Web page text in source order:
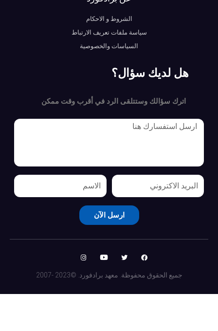
الشروط و الاحكام
سياسة ملفات تعريف الارتباط
السياسات والخصوصية
هل لديك سؤال؟
اترك سؤالك وستتلقى الرد في أقرب وقت ممكن
ارسل الآن
جميع الحقوق محفوظة. معهد برادفورد. ©2023 -2007